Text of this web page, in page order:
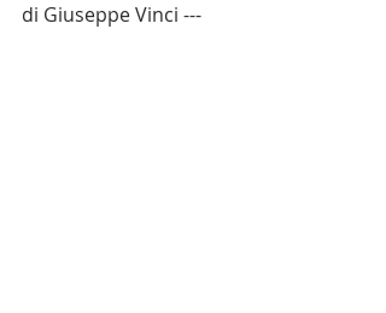
di Giuseppe Vinci ---